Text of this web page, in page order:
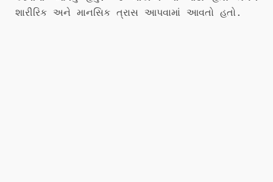
શારીરિક અને માનસિક ત્રાસ આપવામાં આવતો હતો.